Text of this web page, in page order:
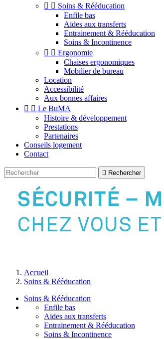
  Soins & Rééducation
Enfile bas
Aides aux transferts
Entrainement & Rééducation
Soins & Incontinence
  Ergonomie
Chaises ergonomiques
Mobilier de bureau
Location
Accessibilité
Aux bonnes affaires
  Le BuMA
Histoire & développement
Prestations
Partenaires
Conseils logement
Contact
 Rechercher
Accueil
Soins & Rééducation
Soins & Rééducation
Enfile bas
Aides aux transferts
Entrainement & Rééducation
Soins & Incontinence